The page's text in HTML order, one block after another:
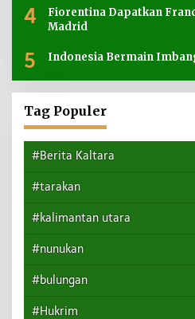
4
Fiorentina Dapatkan
Madrid
5 Indonesia Bermain
Tag Populer
#Berita Kaltara
#tarakan
#kalimantan utara
#nunukan
#bulungan
#Hukrim